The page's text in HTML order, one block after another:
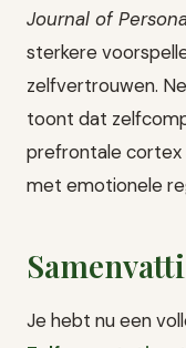
Journal of
sterkere
zelfvertrouwen.
toont dat
prefrontale cortex
met emotionele
Je hebt nu een